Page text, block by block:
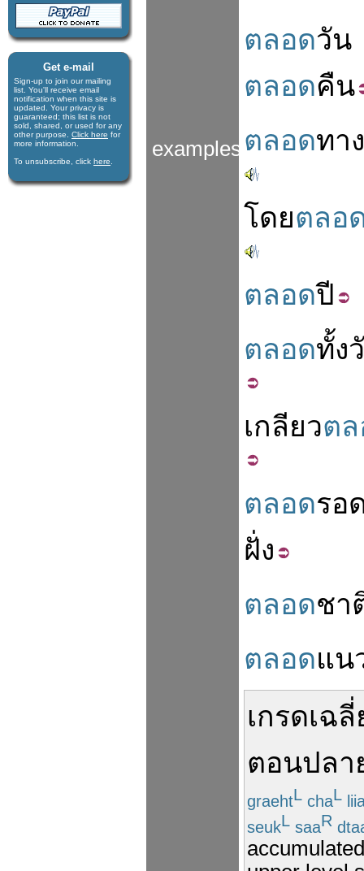
Get e-mail
Sign-up to join our mail­ing
list. You'll receive e­mail
notification when this site is
updated. Your privacy is
guaran­teed; this list is not
sold, shared, or used for any
other purpose. Click here for
more infor­mation.
To unsubscribe, click here
examples
ตลอดวัน
ตลอดคืน
ตลอดทาง
โดยตลอ
ตลอดปี
ตลอดทั้ง
เกลียวต
ตลอดรอ
ฝั่ง
ตลอดชา
ตลอดแน
เกรดเฉ
ตอนปลา
graehtL chaL
seukL saaR